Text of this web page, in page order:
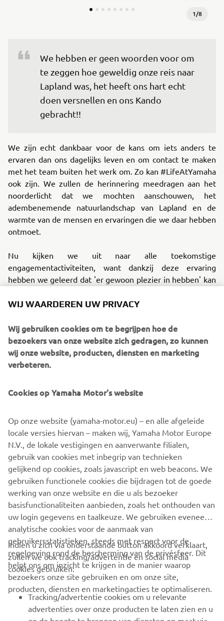
1/8
We hebben er geen woorden voor om
te zeggen hoe geweldig onze reis naar
Lapland was, het heeft ons hart echt
doen versnellen en ons Kando
gebracht!!
We zijn echt dankbaar voor de kans om iets anders te
ervaren dan ons dagelijks leven en om contact te maken
met het team buiten het werk om. Zo kan #LifeAtYamaha
ook zijn. We zullen de herinnering meedragen aan het
noorderlicht dat we mochten aanschouwen, het
adembenemende natuurlandschap van Lapland en de
warmte van de mensen en ervaringen die we daar hebben
ontmoet.
Nu kijken we uit naar alle toekomstige
engagementactiviteiten, want dankzij deze ervaring
hebben we geleerd dat 'er gewoon plezier in hebben' kan
De informatie en/of afbeeldingen op deze webpagina's
commerciële doeleinden zonder de uitdrukkelijke
schriftelijke toestemming van Yamaha Motor Europe N.V.
en/of Yamaha Motor Co., Ltd.
Rijd altijd op een veilige manier en houd je aan alle lokale
verkeersregels.
CORPORATE
BUSINESS
MEER YAMAHA
WIJ WAARDEREN UW PRIVACY
bezoekers van onze website zich gedragen, zo kunnen
wij onze website, producten, diensten en marketing
verbeteren.
locale versies hiervan – maken wij, Yamaha Motor Europe
N.V., de lokale vestigingen en aanverwante filialen,
gebruik van cookies met inbegrip van technieken
gelijkend op cookies, zoals javascript en web beacons. We
gebruiken functionele cookies die bijdragen tot de goede
werking van onze website en die u als bezoeker
basisfunctionaliteiten aanbieden, zoals het onthouden van
uw login gegevens en taalkeuze. We gebruiken eveneens
analytische cookies voor de aanmaak van
gebruikersstatistieken, steeds met respect voor de
regelgeving rond de bescherming van de privésfeer. Dit
helpt ons om inzicht te krijgen in de manier waarop
bezoekers onze site gebruiken en om onze site,
producten, diensten en marketingacties te optimaliseren.
Indien u zich via onderstaande button akkoord verklaart,
zullen we ook tracking/advertentie en social media
cookies gebruiken:
Tracking/advertentie cookies om u relevante
advertenties over onze producten te laten zien en u
op de hoogte te brengen van diensten op maat via
onze website en op sites van derden, met inbegrip